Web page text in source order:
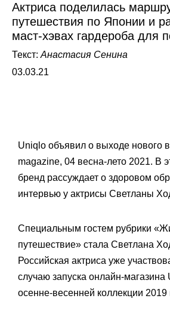
Актриса поделилась
путешествия по Японии и
маст-хэвах гардероба для
Текст: Анастасия Сенина
03.03.21
Uniqlo объявил о выходе нового
magazine, 04 весна-лето 2021. В
бренд рассуждает о здоровом
интервью у актрисы Светланы
Специальным гостем рубрики
путешествие» стала Светлана
Российская актриса уже
случаю запуска онлайн-магазина
осенне-весенней коллекции 2019